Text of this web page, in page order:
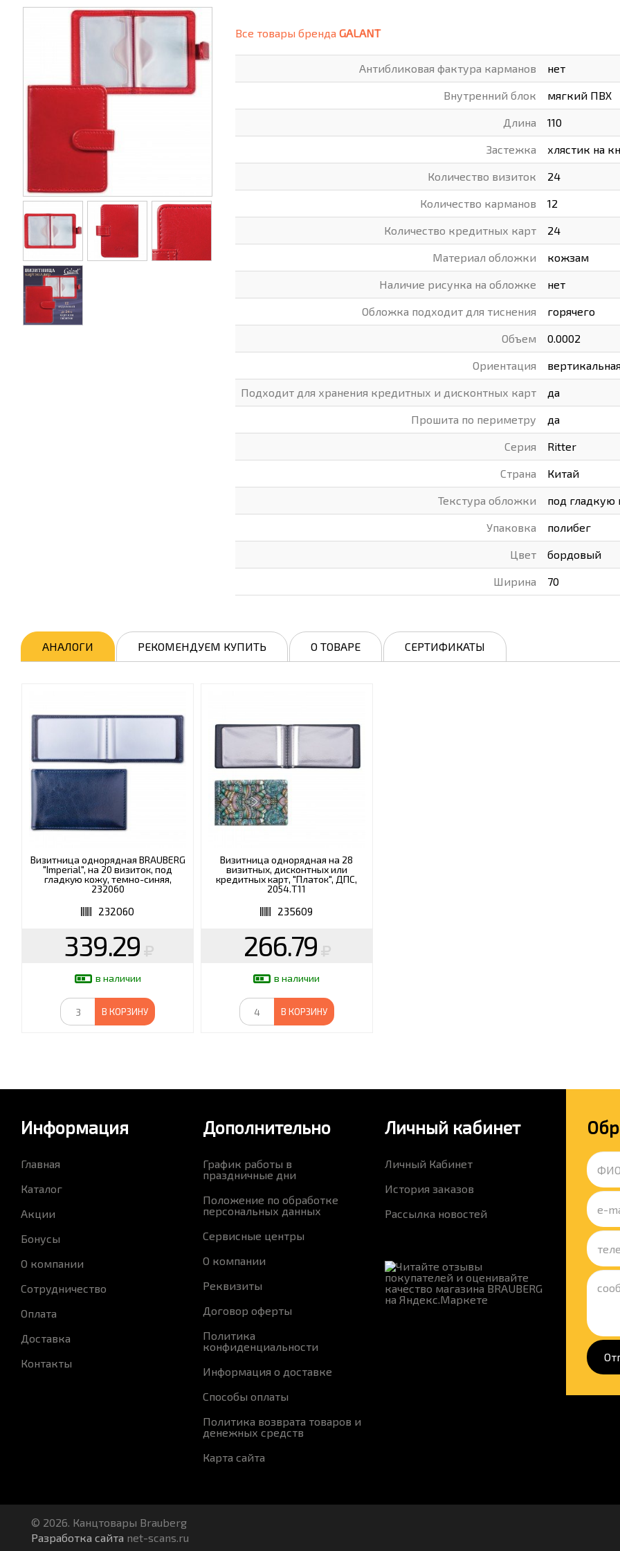
ХОББИ И ТВОРЧЕСТВО ХОЗТОВАРЫ
ЭЛЕКТРОТОВАРЫ И ОСВЕЩЕНИЕ
Все товары бренда GALANT
Антибликовая фактура карманов нет
Внутренний блок мягкий ПВХ
Длина 110
Застежка хлястик на
Количество визиток 24
Количество карманов 12
Количество кредитных карт 24
Материал обложки кожзам
Наличие рисунка на обложке нет
Обложка подходит для тиснения горячего
Объем 0.0002
Ориентация
Подходит для хранения кредитных и дисконтных карт да
Прошита по периметру да
Серия Ritter
Страна Китай
Текстура обложки под гладкую
Упаковка полибег
Цвет бордовый
Ширина 70
АНАЛОГИ РЕКОМЕНДУЕМ КУПИТЬ О ТОВАРЕ СЕРТИФИКАТЫ
Визитница однорядная BRAUBERG
"Imperial", на 20 визиток, под
гладкую кожу, темно-синяя,
232060
232060
339.29
в наличии
В КОРЗИНУ
Визитница однорядная на 28
визитных, дисконтных или
кредитных карт, "Платок", ДПС,
2054.Т11
235609
266.79
в наличии
В КОРЗИНУ
Информация
Главная
Каталог
Акции
Бонусы
О компании
Сотрудничество
Оплата
Доставка
Контакты
Дополнительно
График работы в
праздничные дни
Положение по обработке
персональных данных
Сервисные центры
О компании
Реквизиты
Договор оферты
Политика
конфиденциальности
Информация о доставке
Способы оплаты
Политика возврата товаров и
денежных средств
Карта сайта
Личный кабинет
Личный Кабинет
История заказов
Рассылка новостей
© 2026. Канцтовары Brauberg
Разработка сайта net-scans.ru